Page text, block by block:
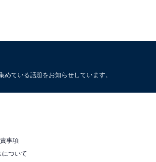
ている話題をお知らせしています。
事項
ついて